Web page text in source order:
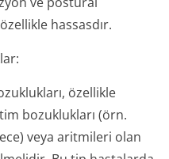
hassasdır.
özellikle
bozuklukları (örn.
veya aritmileri olan